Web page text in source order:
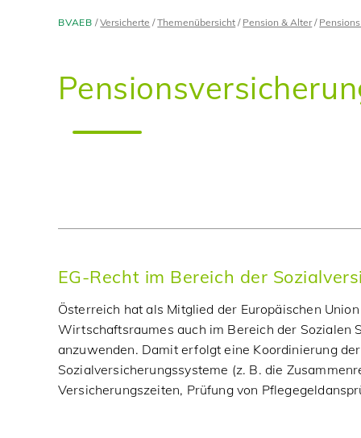
BVAEB Versicherte Themenübersicht Pension & Alter
EG-Recht im Bereich der
Österreich hat als Mitglied der Europäischen
Wirtschaftsraumes auch im Bereich der Sozialen
anzuwenden. Damit erfolgt eine Koordinierung
Sozialversicherungssysteme (z. B. die
Versicherungszeiten, Prüfung von